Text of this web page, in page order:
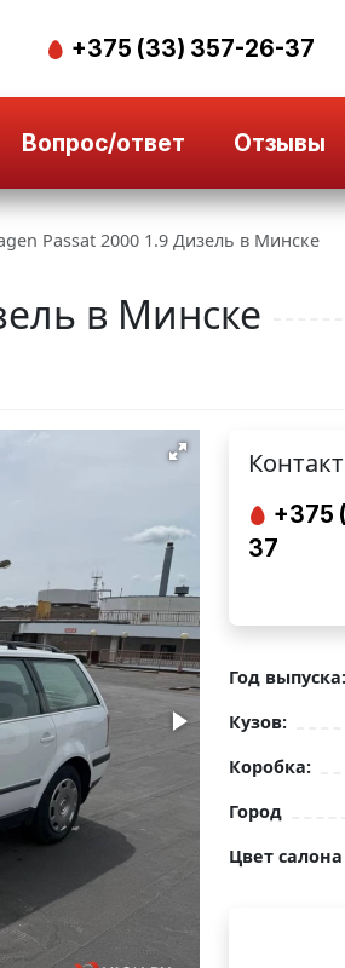
+375 (33) 357-26-37
Вопрос/ответ Отзывы
Passat 2000 1.9 Дизель в Минске
в Минске
+375
37
Год выпуска:
Кузов:
Коробка:
Город
Цвет салона